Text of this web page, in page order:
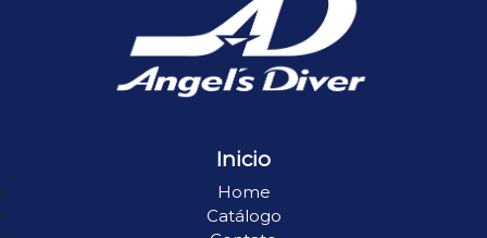
Inicio
Home
Catálogo